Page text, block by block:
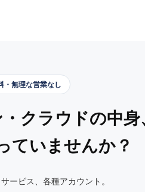
・無理な営業なし
クラウドの中身
ていませんか？
ービス、各種アカウント。